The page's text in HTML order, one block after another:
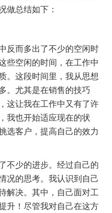
做总结如下：
反而多出了不少的空闲时
些空闲的时间，在工作中
。这段时间里，我从思想
。尤其是在销售的技巧
这让我在工作中又有了许
我也开始适应现在的状
选客户，提高自己的效力
不少的进步。经过自己的
况的思考。我认识到自己
解决。其中，自己面对工
升！尽管我对自己在这方